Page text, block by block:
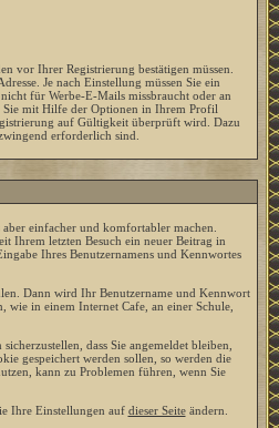
vor Ihrer Registrierung bestätigen müssen.
Je nach Einstellung müssen Sie ein
für Werbe-E-Mails missbraucht oder an
Sie mit Hilfe der Optionen in Ihrem Profil
auf Gültigkeit überprüft wird. Dazu
erforderlich sind.
einfacher und komfortabler machen.
Ihrem letzten Besuch ein neuer Beitrag in
Ihres Benutzernamens und Kennwortes
Dann wird Ihr Benutzername und Kennwort
in einem Internet Cafe, an einer Schule,
dass Sie angemeldet bleiben,
gespeichert werden sollen, so werden die
kann zu Problemen führen, wenn Sie
Ihre Einstellungen auf dieser Seiteändern.